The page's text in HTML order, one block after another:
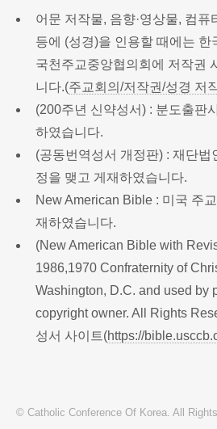
어문 저작물, 음향·영상물, 컴퓨
등에 (성경)을 인용할 때에는 한
국천주교중앙협의회에 저작권
니다.(주교회의/저작권/성경 저
(200주년 신약성서) : 분도출판
하였습니다.
(공동번역성서 개정판) : 재단
정을 맺고 게재하였습니다.
New American Bible : 미국 주
재하였습니다.
(New American Bible with
1986,1970 Confraternity of
Washington, D.C. and used by
copyright owner. All Rights
성서 사이트(https://
© Catholic Conference Of Korea. All Rights